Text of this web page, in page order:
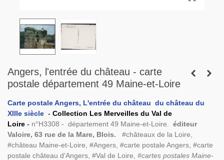
Angers, l'entrée du château - carte
postale département 49 Maine-et-Loire
Carte postale Angers, L'entrée du château du château du
XIIIe siècle - Collection Les Merveilles du Val de
Loire - n°H3308 - département 49 Maine-et-Loire. éditeur
Valoire, 63 rue de la Mare, Blois. #châteaux de la Loire,
#château Maine-et-Loire, #Angers, #carte postale Angers, #carte
postale château d'Angers, #Val de Loire, #cartes postales Maine-